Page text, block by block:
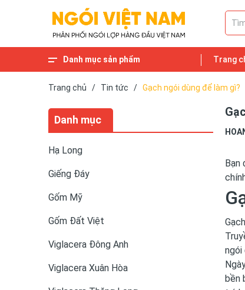
Danh mục sản phẩm Trang
Trang chủ / Tin tức / Gạch ngói dùng để làm gì?
Danh mục
Hạ Long
Giếng Đáy
Gốm Mỹ
Gốm Đất Việt
Viglacera Đông Anh
Viglacera Xuân Hòa
Bạn
ngói
bền